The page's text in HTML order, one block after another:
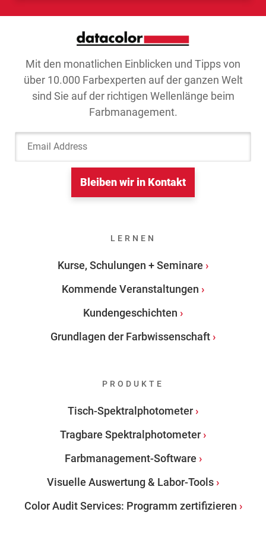
Mit den monatlichen Einblicken und Tipps von
über 10.000 Farbexperten auf der ganzen Welt
sind Sie auf der richtigen Wellenlänge beim
Farbmanagement.
Email Address
Bleiben wir in Kontakt
LERNEN
Kurse, Schulungen + Seminare
Kommende Veranstaltungen
Kundengeschichten
Grundlagen der Farbwissenschaft
PRODUKTE
Tisch-Spektralphotometer
Tragbare Spektralphotometer
Farbmanagement-Software
Visuelle Auswertung & Labor-Tools
Color Audit Services: Programm zertifizieren